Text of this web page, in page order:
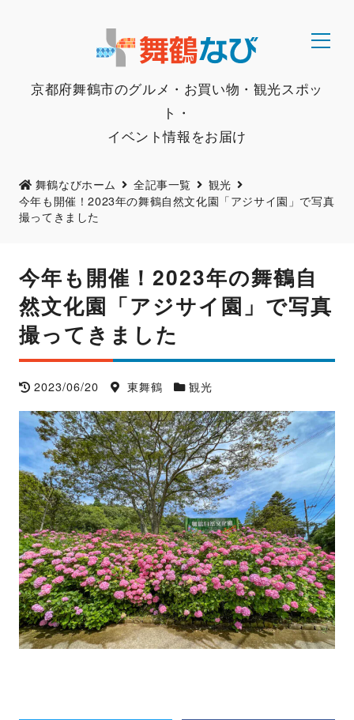
京都府舞鶴市のグルメ・お買い物・観光スポッ
ト・
イベント情報をお届け
舞鶴なびホーム 全記事一覧
観光
今年も開催！2023年の舞鶴自然文化園「アジサイ園」で写真
撮ってきました
今年も開催！2023年の舞鶴自
然文化園「アジサイ園」で写真
撮ってきました
2023/06/20 東舞鶴 観光